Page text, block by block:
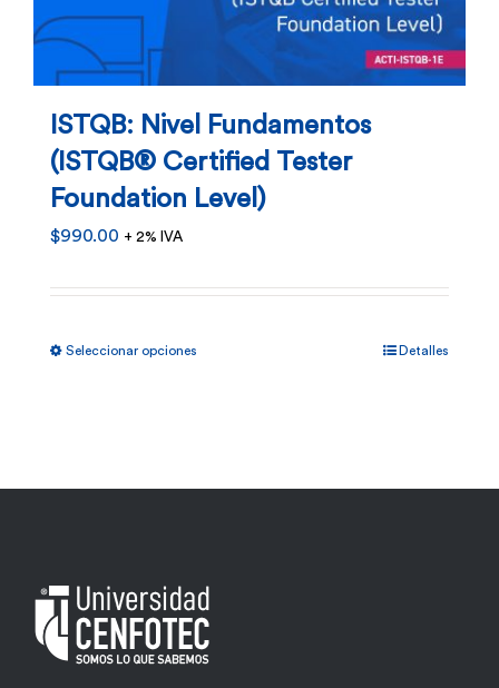
ISTQB: Nivel Fundamentos
(ISTQB® Certified Tester
Foundation Level)
$990.00 + 2% IVA
Seleccionar opciones
pueden
elegir
Detalles